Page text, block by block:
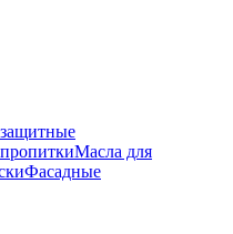
Масла для
Фасадные